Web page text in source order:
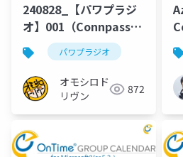
240828_【パワプラジ
オ】001（Connpass公
開用） パワプラジオ
オモシロド
リヴン
872